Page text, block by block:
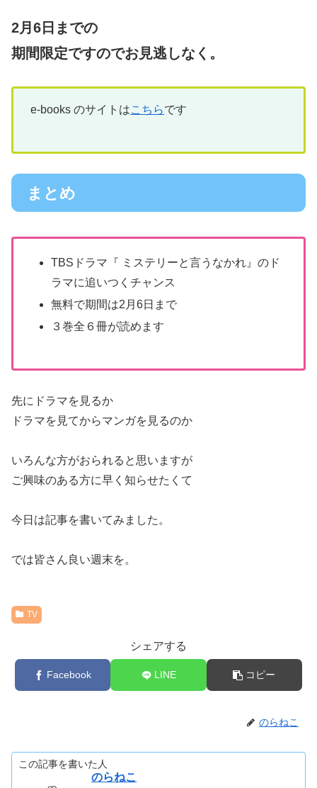
2月6日までの
期間限定ですのでお見逃しなく。
e-books のサイトはこちらです
まとめ
TBSドラマ『 ミステリーと言うなかれ』のド
ラマに追いつくチャンス
無料で期間は2月6日まで
３巻全６冊が読めます
先にドラマを見るか
ドラマを見てからマンガを見るのか
いろんな方がおられると思いますが
ご興味のある方に早く知らせたくて
今日は記事を書いてみました。
では皆さん良い週末を。
TV
シェアする
Facebook LINE コピー
のらねこ
この記事を書いた人
のらねこ